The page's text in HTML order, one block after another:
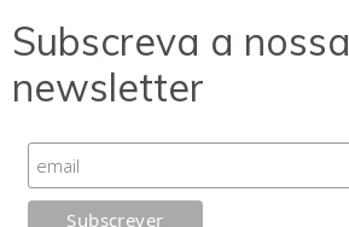
Subscreva a nossa
newsletter